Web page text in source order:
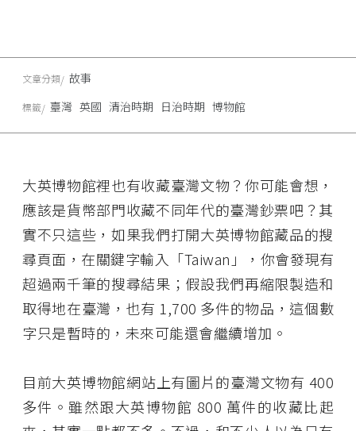
大英博物館裡也有收藏臺灣文物？你可能會想，
應該是貨幣部門收藏不同年代的臺灣鈔票吧？其
實不只這些，如果我們打開大英博物館藏品的搜
尋頁面，在關鍵字輸入「Taiwan」，你會發現有
超過兩千筆的搜尋結果；假設我們再縮限製造和
取得地在臺灣，也有 1,700 多件的物品，這個數
字只是暫時的，未來可能還會繼續增加。
目前大英博物館網站上有圖片的臺灣文物有 400
多件。雖然跟大英博物館 800 萬件的收藏比起
文章分類 故事
標籤 臺灣 英國 清治時期 日治時期 博物館